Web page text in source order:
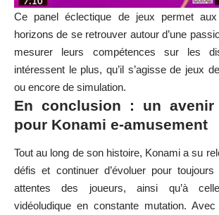
Ce panel éclectique de jeux permet
horizons de se retrouver autour d’une
mesurer leurs compétences sur les
intéressent le plus, qu’il s’agisse de jeux
ou encore de simulation.
En conclusion : un avenir
pour Konami e-amusement
Tout au long de son histoire, Konami a su
défis et continuer d’évoluer pour
attentes des joueurs, ainsi qu’à
vidéoludique en constante mutation.